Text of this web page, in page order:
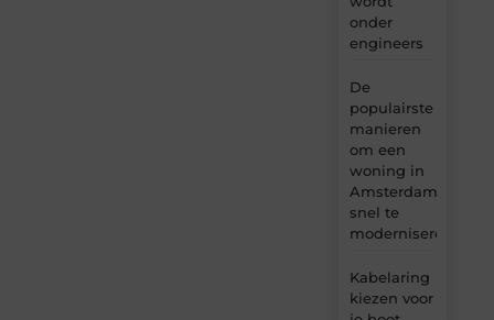
onder
engineers
De
populairste
manieren
om een
woning in
Amsterdam
snel te
moderniseren
Kabelaring
kiezen voor